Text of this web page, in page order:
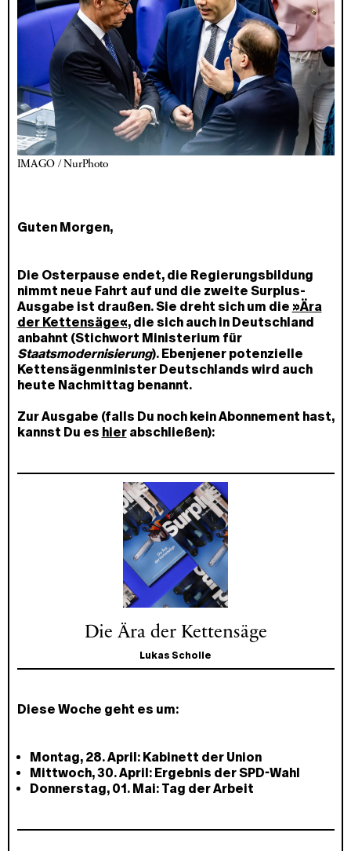
IMAGO / NurPhoto
Guten Morgen,
Die Osterpause endet, die Regierungsbildung
nimmt neue Fahrt auf und die zweite Surplus-
Ausgabe ist draußen. Sie dreht sich um die »Ära
der Kettensäge«, die sich auch in Deutschland
anbahnt (Stichwort Ministerium für
Staatsmodernisierung). Ebenjener potenzielle
Kettensägenminister Deutschlands wird auch
heute Nachmittag benannt.
Zur Ausgabe (falls Du noch kein Abonnement hast,
kannst Du es hierabschließen):
Die Ära der Kettensäge
Lukas Scholle
Diese Woche geht es um:
Montag, 28. April: Kabinett der Union
Mittwoch, 30. April: Ergebnis der SPD-Wahl
Donnerstag, 01. Mai: Tag der Arbeit